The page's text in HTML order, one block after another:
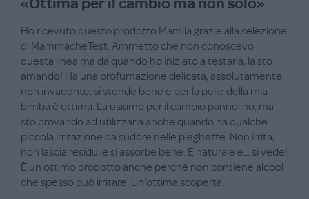
Ho ricevuto questo prodotto Mamila grazie alla selezione
di MammacheTest. Ammetto che non conoscevo
questa linea ma da quando ho iniziato a testarla, la sto
amando! Ha una profumazione delicata, assolutamente
non invadente, si stende bene e per la pelle della mia
bimba è ottima. La usiamo per il cambio pannolino, ma
sto provando ad utilizzarla anche quando ha qualche
piccola irritazione da sudore nelle pieghette. Non irrita,
non lascia residui e si assorbe bene. È naturale e... si vede!
È un ottimo prodotto anche perché non contiene alcool
che spesso può irritare. Un'ottima scoperta.